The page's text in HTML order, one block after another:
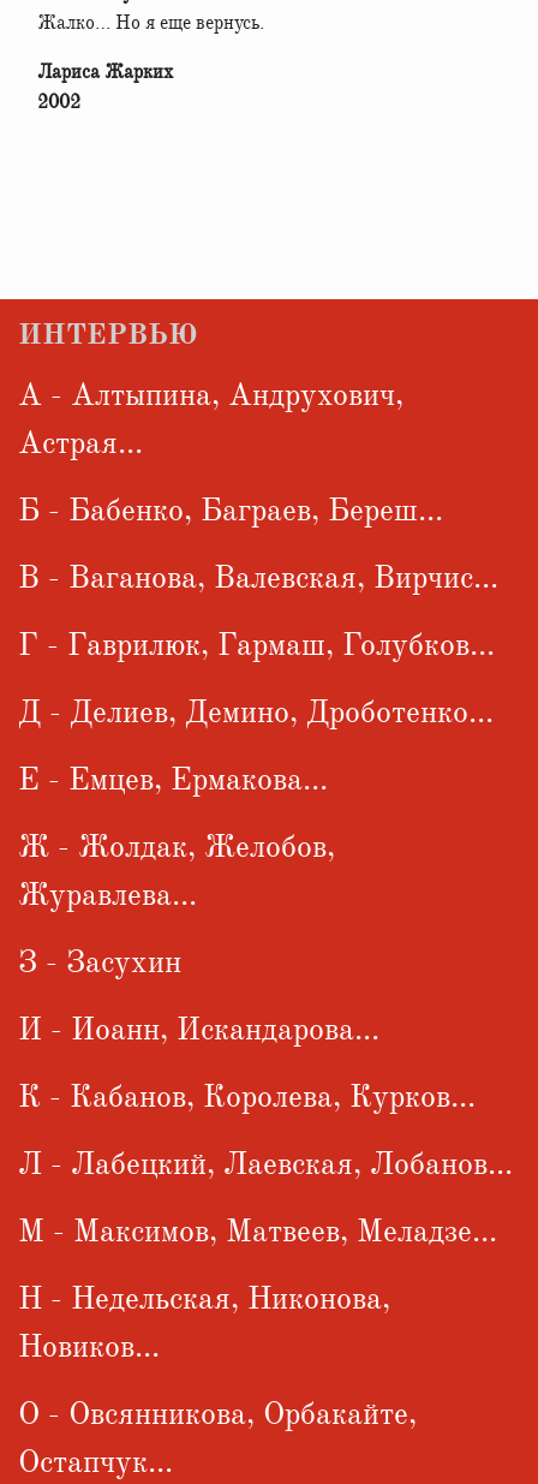
Жалко… Но я еще вернусь.
Лариса Жарких
2002
ИНТЕРВЬЮ
А - Алтыпина, Андрухович,
Астрая...
Б - Бабенко, Баграев, Береш...
В - Ваганова, Валевская, Вирчис...
Г - Гаврилюк, Гармаш, Голубков...
Д - Делиев, Демино, Дроботенко...
Е - Емцев, Ермакова...
Ж - Жолдак, Желобов,
Журавлева...
З - Засухин
И - Иоанн, Искандарова...
К - Кабанов, Королева, Курков...
Л - Лабецкий, Лаевская, Лобанов...
М - Максимов, Матвеев, Меладзе...
Н - Недельская, Никонова,
Новиков...
О - Овсянникова, Орбакайте,
Остапчук...